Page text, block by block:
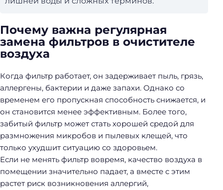
Почему важна регулярная
замена фильтров в очистителе
воздуха
Когда фильтр работает, он задерживает пыль, грязь,
аллергены, бактерии и даже запахи. Однако со
временем его пропускная способность снижается, и
он становится менее эффективным. Более того,
забитый фильтр может стать хорошей средой для
размножения микробов и пылевых клещей, что
только ухудшит ситуацию со здоровьем.
Если не менять фильтр вовремя, качество воздуха в
помещении значительно падает, а вместе с этим
растет риск возникновения аллергий,